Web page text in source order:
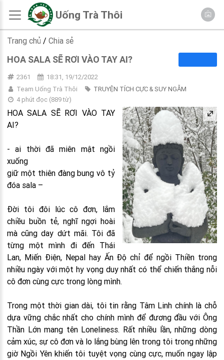
Uống Trà Thôi
Trang chủ / Chia sẻ
HOA SALA SẼ RƠI VÀO TAY AI?
2361
18:31, 19/12/2022
Team Uống Trà Thôi
TRUYỆN TÍCH CỰC & SUY NGẪM
4 phút đọc(889từ)
HOA SALA SẼ RƠI VÀO TAY
AI?
- ai thời đã miên mật ngồi
xuống
giữ một thiên đàng bung vô tỷ
đóa sala –
Đời tôi đôi lúc cô đơn, lắm
chiều buồn tẻ, nghĩ ngợi hoài
mà cũng day dứt mãi. Tôi đã
từng một mình đi đến Thái
Lan, Miến Điện, Nepal hay Ấn Độ chỉ để ngồi Thiền trong
nhiều ngày với một hy vọng duy nhất có thể chiến thắng nỗi
cô đơn cùng cực trong lòng mình.
Trong một thời gian dài, tôi tin rằng Tâm Linh chính là chỗ
dựa vững chắc nhất cho chính mình để đương đầu với Ông
Thần Lớn mang tên Loneliness. Rất nhiều lần, những dòng
cảm xúc, sự cô đơn và lo lắng bùng lên trong tôi trong những
giờ Ngồi Yên khiến tôi tuyệt vọng cùng cực, muốn ngay lập